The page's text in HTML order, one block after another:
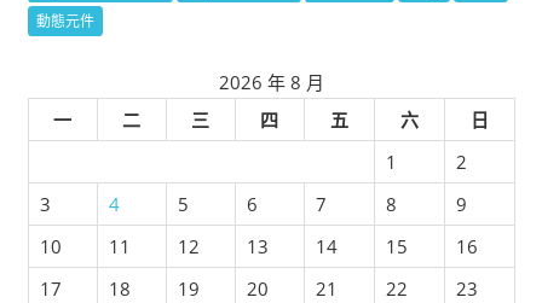
動態元件
2026 年 8 月
一
二 三 四 五 六
日
1
2
3
4 5 6 7 8
9
10
11 12 13 14 15
16
17
18 19 20 21 22
23